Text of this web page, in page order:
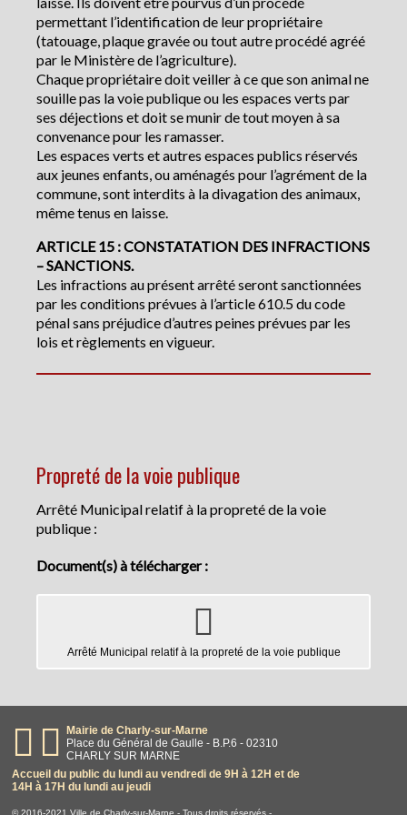
permettant l’identification de leur propriétaire
(tatouage, plaque gravée ou tout autre procédé agréé
par le Ministère de l’agriculture).
Chaque propriétaire doit veiller à ce que son animal ne
souille pas la voie publique ou les espaces verts par
ses déjections et doit se munir de tout moyen à sa
convenance pour les ramasser.
Les espaces verts et autres espaces publics réservés
aux jeunes enfants, ou aménagés pour l’agrément de la
commune, sont interdits à la divagation des animaux,
même tenus en laisse.
ARTICLE 15 : CONSTATATION DES INFRACTIONS
– SANCTIONS.
Les infractions au présent arrêté seront sanctionnées
par les conditions prévues à l’article 610.5 du code
pénal sans préjudice d’autres peines prévues par les
lois et règlements en vigueur.
Propreté de la voie publique
Arrêté Municipal relatif à la propreté de la voie
publique :
Document(s) à télécharger :
Arrêté Municipal relatif à la propreté de la voie publique
Mairie de Charly-sur-Marne
Place du Général de Gaulle - B.P.6 - 02310
CHARLY SUR MARNE
Accueil du public du lundi au vendredi de 9H à 12H et de
14H à 17H du lundi au jeudi
© 2016-2021 Ville de Charly-sur-Marne - Tous droits réservés -